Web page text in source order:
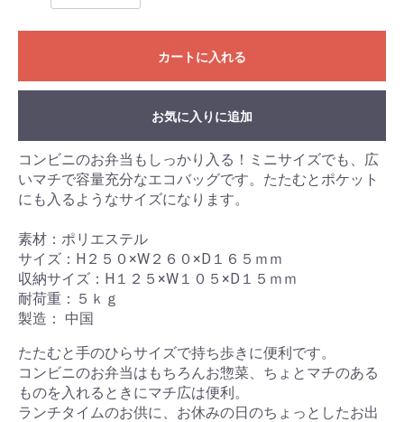
カートに入れる
お気に入りに追加
コンビニのお弁当もしっかり入る！ミニサイズでも、広
いマチで容量充分なエコバッグです。たたむとポケット
にも入るようなサイズになります。
素材：ポリエステル
サイズ：H２５０×W２６０×D１６５ｍｍ
収納サイズ：H１２５×W１０５×D１５ｍｍ
耐荷重：５ｋｇ
製造： 中国
たたむと手のひらサイズで持ち歩きに便利です。
コンビニのお弁当はもちろんお惣菜、ちょとマチのある
ものを入れるときにマチ広は便利。
ランチタイムのお供に、お休みの日のちょっとしたお出